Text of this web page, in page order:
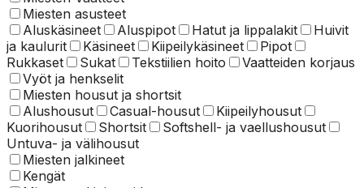
Miesten asusteet
Aluskäsineet
Aluspipot Hatut ja lippalakit
Huivit
ja kaulurit
Käsineet Kiipeilykäsineet
Pipot
Rukkaset
Sukat Tekstiilien hoito
Vaatteiden korjaus
Vyöt ja henkselit
Miesten housut ja shortsit
Alushousut
Casual-housut
Kiipeilyhousut
Kuorihousut
Shortsit
Softshell- ja vaellushousut
Untuva- ja välihousut
Miesten jalkineet
Kengät